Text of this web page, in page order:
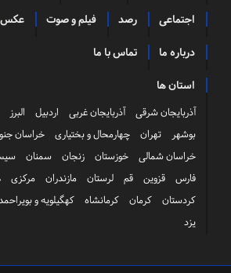
اجتماعی رصد فیلم و صوت عکس
درباره ما تماس با ما
استان ها
آذربایجان شرقی آذربایجان غربی اردبیل البرز
بوشهر
تهران چهارمحال و بختیاری خراسان
خراسان شمالی
خوزستان زنجان سمنان
فارس
قزوین قم لرستان مازندران مرکزی
کردستان
کرمان کرمانشاه کهگیلویه و
یزد